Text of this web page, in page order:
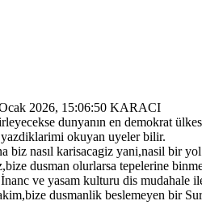
2026, 15:06:50 KARACI
dunyanın en demokrat
okuyan uyeler bilir.
biz nasıl karisacagiz yani,nasil bir
dusman olurlarsa tepelerine
ve yasam kulturu dis
dusmanlik beslemeyen bir